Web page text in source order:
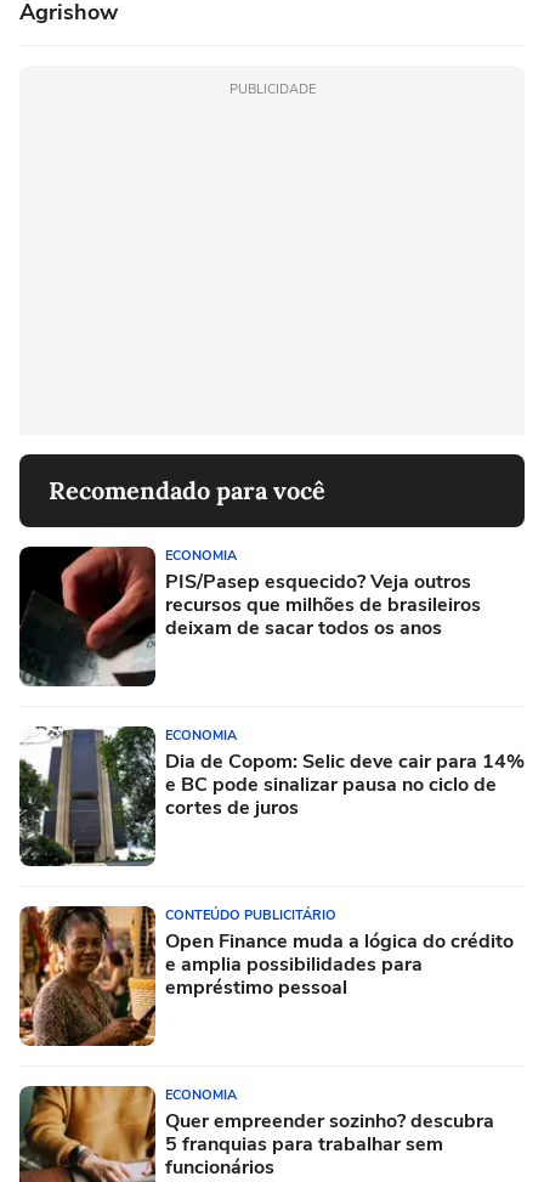
Agrishow
PUBLICIDADE
Recomendado para você
ECONOMIA
PIS/Pasep esquecido? Veja outros
recursos que milhões de brasileiros
deixam de sacar todos os anos
ECONOMIA
Dia de Copom: Selic deve cair para 14%
e BC pode sinalizar pausa no ciclo de
cortes de juros
CONTEÚDO PUBLICITÁRIO
Open Finance muda a lógica do crédito
e amplia possibilidades para
empréstimo pessoal
ECONOMIA
Quer empreender sozinho? descubra
5 franquias para trabalhar sem
funcionários